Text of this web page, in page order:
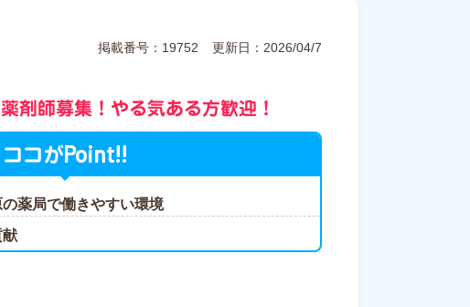
掲載番号：19752 更新日：2026/04/7
剤師募集！やる気ある方歓迎！
ココがPoint!!
薬局で働きやすい環境